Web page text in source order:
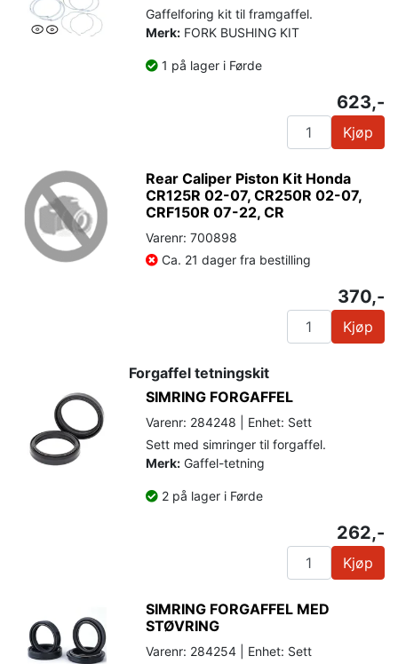
Gaffelforing kit til framgaffel.
Merk: FORK BUSHING KIT
1 på lager i Førde
623,-
Kjøp
Rear Caliper Piston Kit Honda
CR125R 02-07, CR250R 02-07,
CRF150R 07-22, CR
Varenr: 700898
Ca. 21 dager fra bestilling
370,-
Kjøp
Forgaffel tetningskit
SIMRING FORGAFFEL
Varenr: 284248 | Enhet: Sett
Sett med simringer til forgaffel.
Merk: Gaffel-tetning
2 på lager i Førde
262,-
Kjøp
SIMRING FORGAFFEL MED
STØVRING
Varenr: 284254 | Enhet: Sett